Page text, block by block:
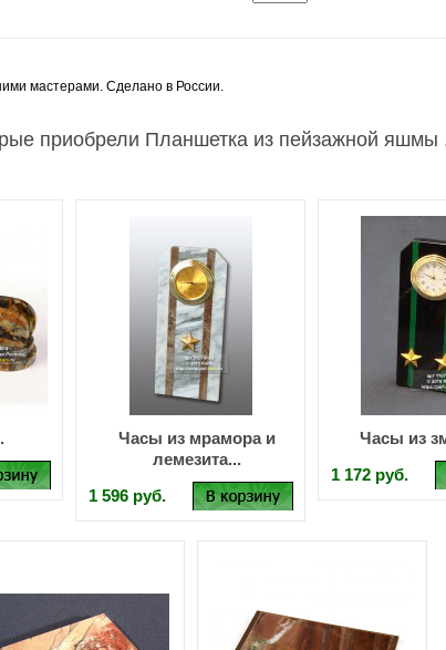
мастерами. Сделано в России.
приобрели Планшетка из пейзажной яшмы
Часы из мрамора и
лемезита...
1 596 руб.
Часы из
1 172 руб.